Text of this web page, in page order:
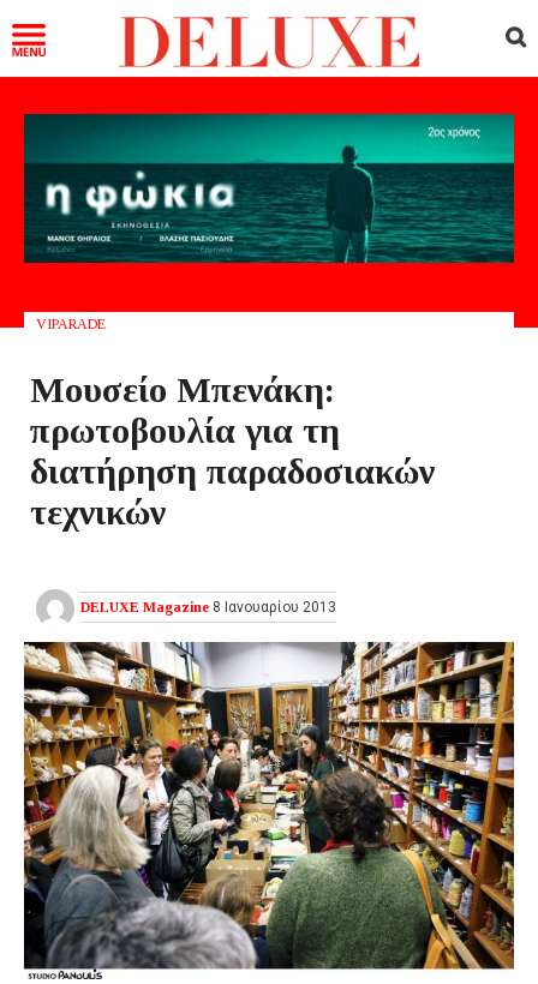
VIPARADE
Μουσείο Μπενάκη:
πρωτοβουλία για τη
διατήρηση παραδοσιακών
τεχνικών
DELUXE Magazine 8 Ιανουαρίου 2013